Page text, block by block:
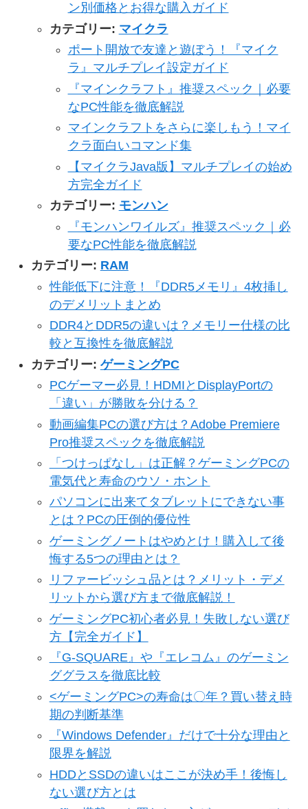
ン別価格とお得な購入ガイド
カテゴリー: マイクラ
ポート開放で友達と遊ぼう！『マイク
ラ』マルチプレイ設定ガイド
『マインクラフト』推奨スペック｜必要
なPC性能を徹底解説
マインクラフトをさらに楽しもう！マイ
クラ面白いコマンド集
【マイクラJava版】マルチプレイの始め
方完全ガイド
カテゴリー: モンハン
『モンハンワイルズ』推奨スペック｜必
要なPC性能を徹底解説
カテゴリー: RAM
性能低下に注意！『DDR5メモリ』4枚挿し
のデメリットまとめ
DDR4とDDR5の違いは？メモリー仕様の比
較と互換性を徹底解説
カテゴリー: ゲーミングPC
PCゲーマー必見！HDMIとDisplayPortの
「違い」が勝敗を分ける？
動画編集PCの選び方は？Adobe Premiere
Pro推奨スペックを徹底解説
「つけっぱなし」は正解？ゲーミングPCの
電気代と寿命のウソ・ホント
パソコンに出来てタブレットにできない事
とは？PCの圧倒的優位性
ゲーミングノートはやめとけ！購入して後
悔する5つの理由とは？
リファービッシュ品とは？メリット・デメ
リットから選び方まで徹底解説！
ゲーミングPC初心者必見！失敗しない選び
方【完全ガイド】
『G-SQUARE』や『エレコム』のゲーミン
ググラスを徹底比較
<ゲーミングPC>の寿命は〇年？買い替え時
期の判断基準
『Windows Defender』だけで十分な理由と
限界を解説
HDDとSSDの違いはここが決め手！後悔し
ない選び方とは